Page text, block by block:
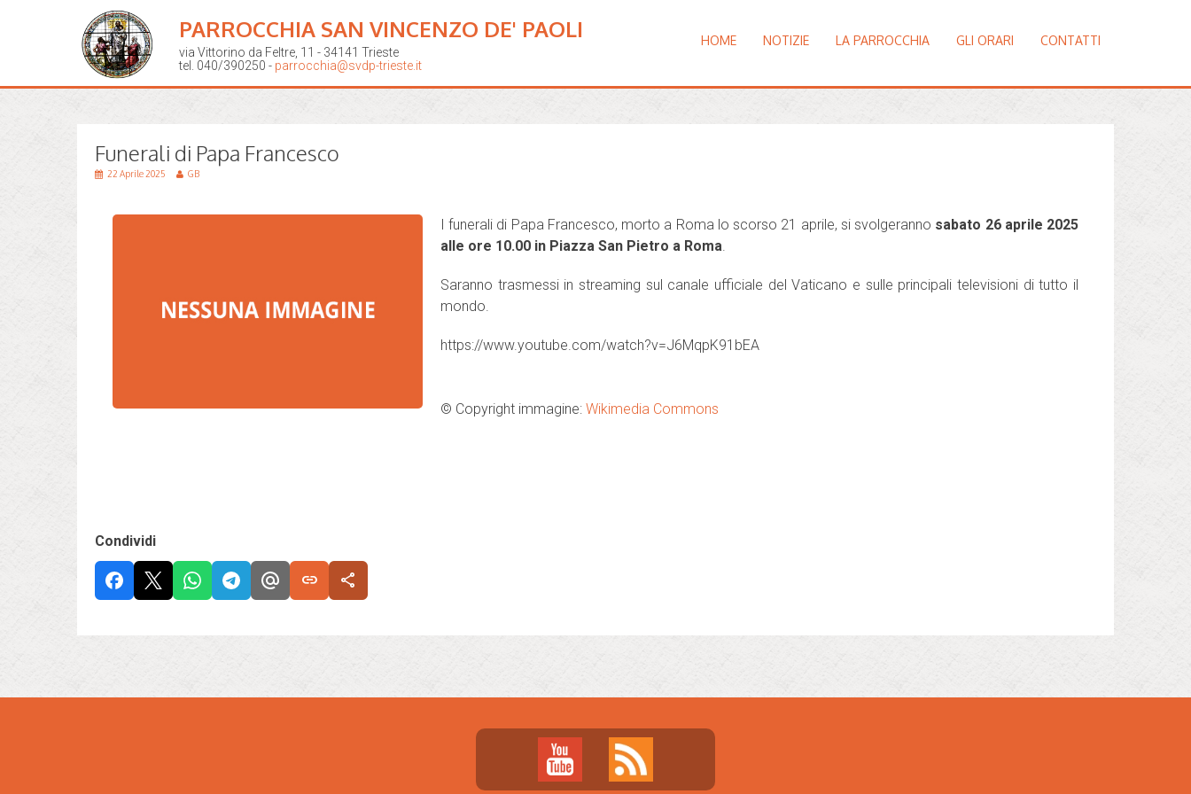
PARROCCHIA SAN VINCENZO DE' PAOLI
via Vittorino da Feltre, 11 - 34141 Trieste
tel. 040/390250 - parrocchia@svdp-trieste.it
HOME NOTIZIE LA PARROCCHIA GLI ORARI CONTATTI
Funerali di Papa Francesco
22 Aprile 2025 GB
I funerali di Papa Francesco, morto a Roma lo scorso 21 aprile, si svolgeranno sabato 26 aprile 2025
alle ore 10.00 in Piazza San Pietro a Roma.
Saranno trasmessi in streaming sul canale ufficiale del Vaticano e sulle principali televisioni di tutto il
mondo.
https://www.youtube.com/watch?v=J6MqpK91bEA
© Copyright immagine: Wikimedia Commons
Condividi
link share